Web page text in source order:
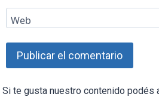
Web
Si te gusta nuestro contenido podés